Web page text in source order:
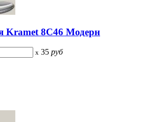
Kramet 8С46 Модерн
x 35 руб